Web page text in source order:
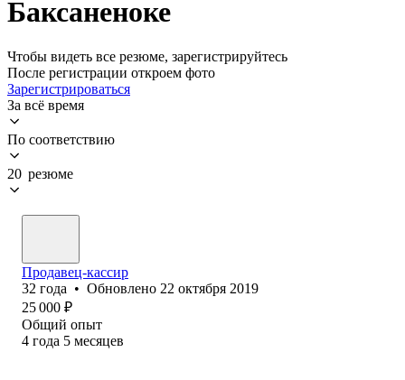
Баксаненоке
Чтобы видеть все резюме, зарегистрируйтесь
После регистрации откроем фото
Зарегистрироваться
За всё время
По соответствию
20 резюме
Продавец-кассир
32 года • Обновлено 22 октября 2019
25 000 ₽
Общий опыт
4 года 5 месяцев